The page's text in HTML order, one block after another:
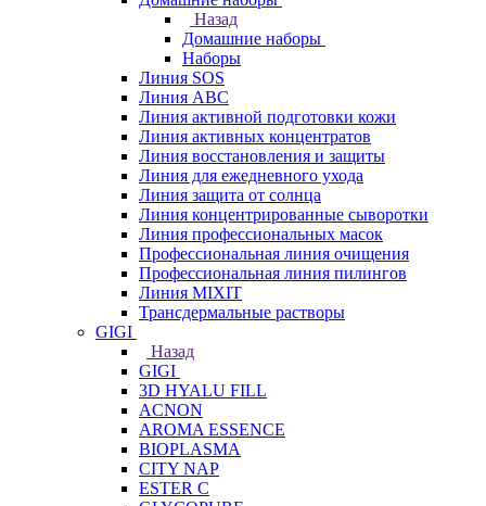
Назад
Домашние наборы
Наборы
Линия SOS
Линия АВС
Линия активной подготовки кожи
Линия активных концентратов
Линия восстановления и защиты
Линия для ежедневного ухода
Линия защита от солнца
Линия концентрированные сыворотки
Линия профессиональных масок
Профессиональная линия очищения
Профессиональная линия пилингов
Линия MIXIT
Трансдермальные растворы
GIGI
Назад
GIGI
3D HYALU FILL
ACNON
AROMA ESSENCE
BIOPLASMA
CITY NAP
ESTER C